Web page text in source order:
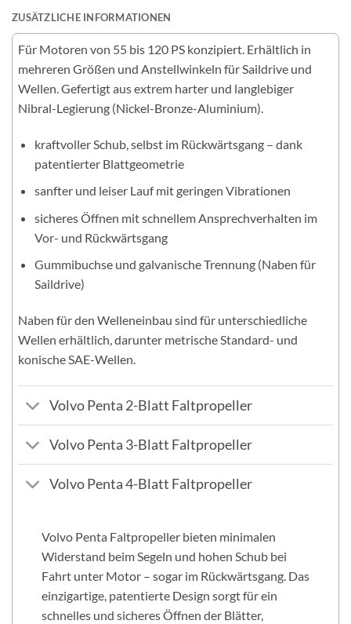
ZUSÄTZLICHE INFORMATIONEN
Für Motoren von 55 bis 120 PS konzipiert. Erhältlich in
mehreren Größen und Anstellwinkeln für Saildrive und
Wellen. Gefertigt aus extrem harter und langlebiger
Nibral-Legierung (Nickel-Bronze-Aluminium).
kraftvoller Schub, selbst im Rückwärtsgang – dank
patentierter Blattgeometrie
sanfter und leiser Lauf mit geringen Vibrationen
sicheres Öffnen mit schnellem Ansprechverhalten im
Vor- und Rückwärtsgang
Gummibuchse und galvanische Trennung (Naben für
Saildrive)
Naben für den Welleneinbau sind für unterschiedliche
Wellen erhältlich, darunter metrische Standard- und
konische SAE-Wellen.
Volvo Penta 2-Blatt Faltpropeller
Volvo Penta 3-Blatt Faltpropeller
Volvo Penta 4-Blatt Faltpropeller
Volvo Penta Faltpropeller bieten minimalen
Widerstand beim Segeln und hohen Schub bei
Fahrt unter Motor – sogar im Rückwärtsgang. Das
einzigartige, patentierte Design sorgt für ein
schnelles und sicheres Öffnen der Blätter,